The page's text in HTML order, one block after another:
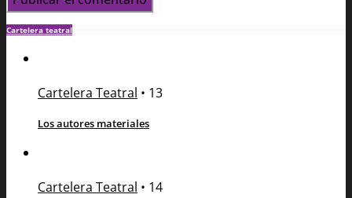
Cartelera teatral
Cartelera Teatral • 13
Los autores materiales
Cartelera Teatral • 14